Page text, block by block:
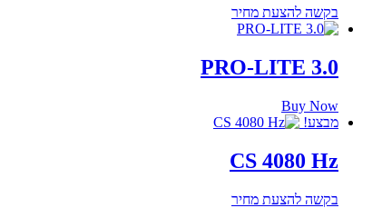
בקשה להצעת מחיר
PRO-LITE 3.0
Buy Now
מבצע!
CS 4080 Hz
בקשה להצעת מחיר